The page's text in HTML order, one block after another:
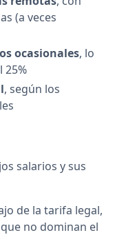
(a veces
ocasionales, lo
25%
, según los
salarios y sus
de la tarifa legal,
no dominan el